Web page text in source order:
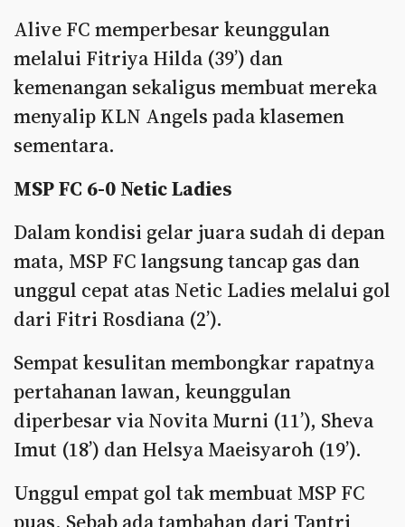
Alive FC memperbesar keunggulan
melalui Fitriya Hilda (39’) dan
kemenangan sekaligus membuat mereka
menyalip KLN Angels pada klasemen
sementara.
MSP FC 6-0 Netic Ladies
Dalam kondisi gelar juara sudah di depan
mata, MSP FC langsung tancap gas dan
unggul cepat atas Netic Ladies melalui gol
dari Fitri Rosdiana (2’).
Sempat kesulitan membongkar rapatnya
pertahanan lawan, keunggulan
diperbesar via Novita Murni (11’), Sheva
Imut (18’) dan Helsya Maeisyaroh (19’).
Unggul empat gol tak membuat MSP FC
puas. Sebab ada tambahan dari Tantri